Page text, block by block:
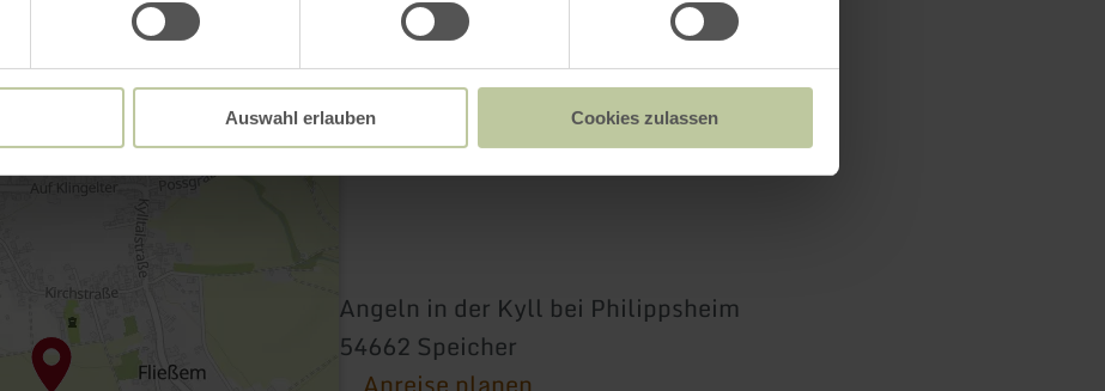
Auswahl erlauben Cookies zulassen
Angeln in der Kyll bei Philippsheim
54662 Speicher